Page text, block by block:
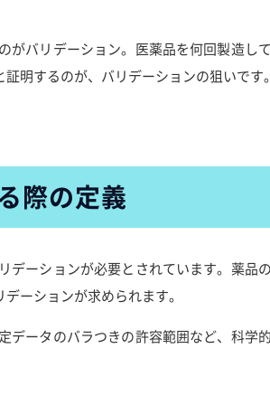
バリデーション。医薬品を何回製造し
明するのが、バリデーションの狙いです。
際の定義
ーションが必要とされています。薬品
ーションが求められます。
ータのバラつきの許容範囲など、科学